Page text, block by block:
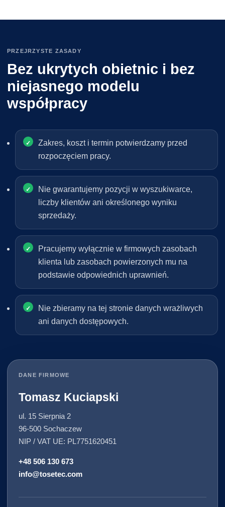
PRZEJRZYSTE ZASADY
Bez ukrytych obietnic i bez
niejasnego modelu
współpracy
Zakres, koszt i termin potwierdzamy przed
rozpoczęciem pracy.
Nie gwarantujemy pozycji w wyszukiwarce,
liczby klientów ani określonego wyniku
sprzedaży.
Pracujemy wyłącznie w firmowych zasobach
klienta lub zasobach powierzonych mu na
podstawie odpowiednich uprawnień.
Nie zbieramy na tej stronie danych wrażliwych
ani danych dostępowych.
DANE FIRMOWE
Tomasz Kuciapski
ul. 15 Sierpnia 2
96-500 Sochaczew
NIP / VAT UE: PL7751620451
+48 506 130 673
info@tosetec.com